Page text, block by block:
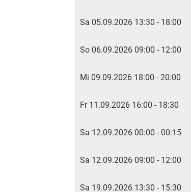
Sa 05.09.2026 13:30 - 18:00
So 06.09.2026 09:00 - 12:00
Mi 09.09.2026 18:00 - 20:00
Fr 11.09.2026 16:00 - 18:30
Sa 12.09.2026 00:00 - 00:15
Sa 12.09.2026 09:00 - 12:00
Sa 19.09.2026 13:30 - 15:30